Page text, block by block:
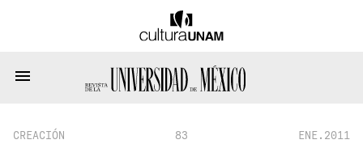
CREACIÓN 83 ENE.2011